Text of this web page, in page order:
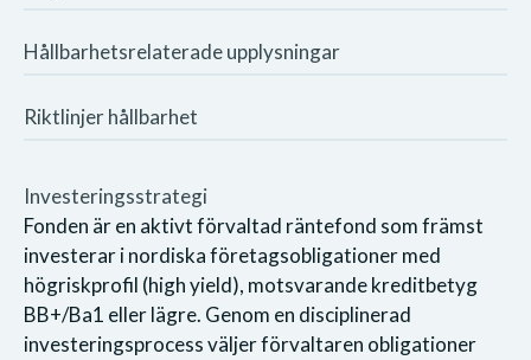
Hållbarhetsrelaterade upplysningar
Riktlinjer hållbarhet
Investeringsstrategi
Fonden är en aktivt förvaltad räntefond som främst
investerar i nordiska företagsobligationer med
högriskprofil (high yield), motsvarande kreditbetyg
BB+/Ba1 eller lägre. Genom en disciplinerad
investeringsprocess väljer förvaltaren obligationer